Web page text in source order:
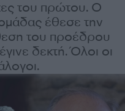
του πρώτου. Ο
έθεσε την
του προέδρου
δεκτή. Όλοι οι